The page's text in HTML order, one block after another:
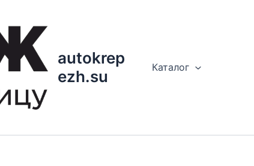
autokrep
ezh.su
Каталог